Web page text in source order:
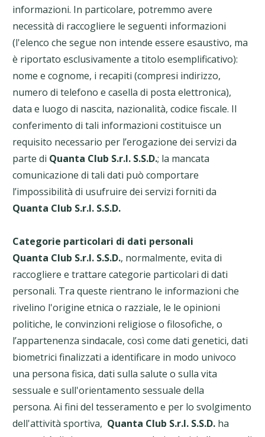
informazioni. In particolare, potremmo avere
necessità di raccogliere le seguenti informazioni
(l'elenco che segue non intende essere esaustivo, ma
è riportato esclusivamente a titolo esemplificativo):
nome e cognome, i recapiti (compresi indirizzo,
numero di telefono e casella di posta elettronica),
data e luogo di nascita, nazionalità, codice fiscale. Il
conferimento di tali informazioni costituisce un
requisito necessario per l’erogazione dei servizi da
parte di Quanta Club S.r.l. S.S.D.; la mancata
comunicazione di tali dati può comportare
l’impossibilità di usufruire dei servizi forniti da
Quanta Club S.r.l. S.S.D.
Categorie particolari di dati personali
Quanta Club S.r.l. S.S.D., normalmente, evita di
raccogliere e trattare categorie particolari di dati
personali. Tra queste rientrano le informazioni che
rivelino l'origine etnica o razziale, le le opinioni
politiche, le convinzioni religiose o filosofiche, o
l’appartenenza sindacale, così come dati genetici, dati
biometrici finalizzati a identificare in modo univoco
una persona fisica, dati sulla salute o sulla vita
sessuale e sull'orientamento sessuale della
persona. Ai fini del tesseramento e per lo svolgimento
dell'attività sportiva, Quanta Club S.r.l. S.S.D. ha